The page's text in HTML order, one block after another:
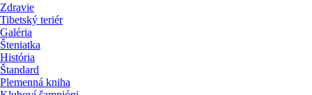
Zdravie
Tibetský teriér
Galéria
Šteniatka
História
Štandard
Plemenná kniha